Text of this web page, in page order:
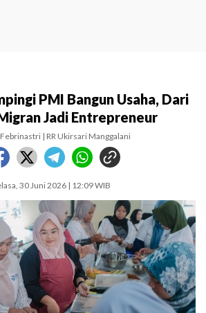
PMI Bangun Usaha, Dari
Jadi Entrepreneur
| RR Ukirsari Manggalani
30 Juni 2026 | 12:09 WIB